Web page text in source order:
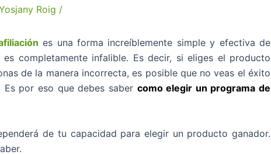
Roig /
es una forma increíblemente simple y efectiva de
completamente infalible. Es decir, si eliges el producto
de la manera incorrecta, es posible que no veas el éxito
Es por eso que debes saber como elegir un programa de
de tu capacidad para elegir un producto ganador.